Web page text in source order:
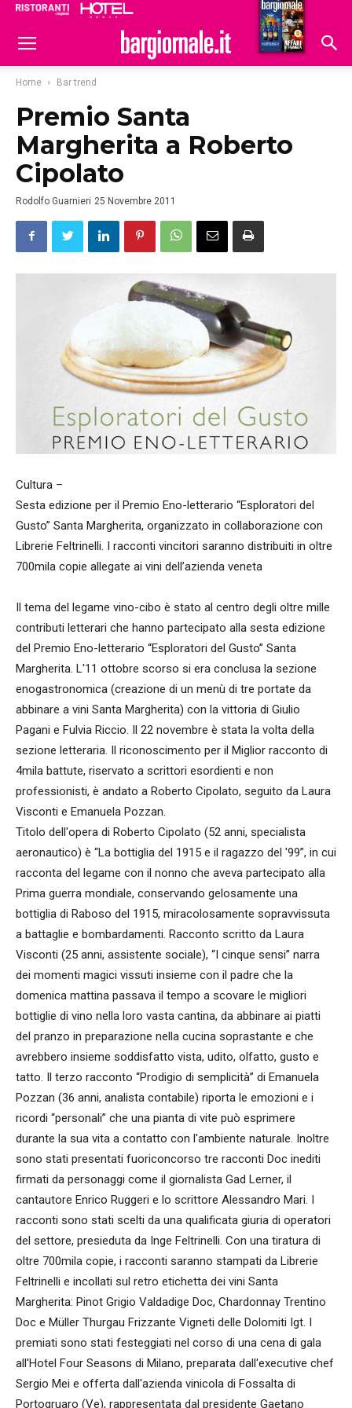
Hoteldomani
Home Bar trend
Premio Santa
Margherita a Roberto
Cipolato
Rodolfo Guarnieri 25 Novembre 2011
Cultura –
Sesta edizione per il Premio Eno-letterario “Esploratori del
Gusto” Santa Margherita, organizzato in collaborazione con
Librerie Feltrinelli. I racconti vincitori saranno distribuiti in oltre
700mila copie allegate ai vini dell’azienda veneta
Il tema del legame vino-cibo è stato al centro degli oltre mille
contributi letterari che hanno partecipato alla sesta edizione
del Premio Eno-letterario “Esploratori del Gusto” Santa
Margherita. L'11 ottobre scorso si era conclusa la sezione
enogastronomica (creazione di un menù di tre portate da
abbinare a vini Santa Margherita) con la vittoria di Giulio
Pagani e Fulvia Riccio. Il 22 novembre è stata la volta della
sezione letteraria. Il riconoscimento per il Miglior racconto di
4mila battute, riservato a scrittori esordienti e non
professionisti, è andato a Roberto Cipolato, seguito da Laura
Visconti e Emanuela Pozzan.
Titolo dell'opera di Roberto Cipolato (52 anni, specialista
aeronautico) è “La bottiglia del 1915 e il ragazzo del '99”, in cui
racconta del legame con il nonno che aveva partecipato alla
Prima guerra mondiale, conservando gelosamente una
bottiglia di Raboso del 1915, miracolosamente sopravvissuta
a battaglie e bombardamenti. Racconto scritto da Laura
Visconti (25 anni, assistente sociale), “I cinque sensi” narra
dei momenti magici vissuti insieme con il padre che la
domenica mattina passava il tempo a scovare le migliori
bottiglie di vino nella loro vasta cantina, da abbinare ai piatti
del pranzo in preparazione nella cucina soprastante e che
avrebbero insieme soddisfatto vista, udito, olfatto, gusto e
tatto. Il terzo racconto “Prodigio di semplicità” di Emanuela
Pozzan (36 anni, analista contabile) riporta le emozioni e i
ricordi “personali” che una pianta di vite può esprimere
durante la sua vita a contatto con l'ambiente naturale. Inoltre
sono stati presentati fuoriconcorso tre racconti Doc inediti
firmati da personaggi come il giornalista Gad Lerner, il
cantautore Enrico Ruggeri e lo scrittore Alessandro Mari. I
racconti sono stati scelti da una qualificata giuria di operatori
del settore, presieduta da Inge Feltrinelli. Con una tiratura di
oltre 700mila copie, i racconti saranno stampati da Librerie
Feltrinelli e incollati sul retro etichetta dei vini Santa
Margherita: Pinot Grigio Valdadige Doc, Chardonnay Trentino
Doc e Müller Thurgau Frizzante Vigneti delle Dolomiti Igt. I
premiati sono stati festeggiati nel corso di una cena di gala
all'Hotel Four Seasons di Milano, preparata dall'executive chef
Sergio Mei e offerta dall'azienda vinicola di Fossalta di
Portogruaro (Ve), rappresentata dal presidente Gaetano